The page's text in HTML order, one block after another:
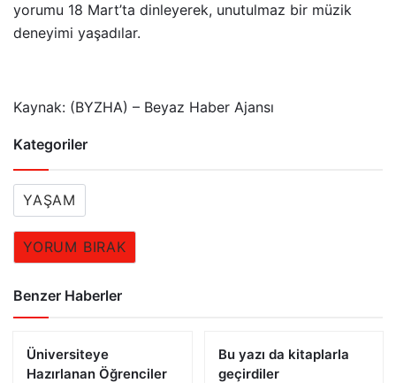
yorumu 18 Mart’ta dinleyerek, unutulmaz bir müzik
deneyimi yaşadılar.
Kaynak: (BYZHA) – Beyaz Haber Ajansı
Kategoriler
YAŞAM
YORUM BIRAK
Benzer Haberler
Üniversiteye
Hazırlanan Öğrenciler
Bu yazı da kitaplarla
geçirdiler